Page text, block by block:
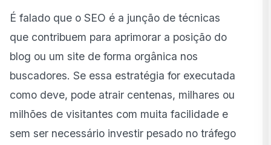
É falado que o SEO é a junção de técnicas
que contribuem para aprimorar a posição do
blog ou um site de forma orgânica nos
buscadores. Se essa estratégia for executada
como deve, pode atrair centenas, milhares ou
milhões de visitantes com muita facilidade e
sem ser necessário investir pesado no tráfego